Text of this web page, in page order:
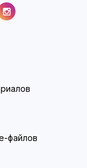
файлов